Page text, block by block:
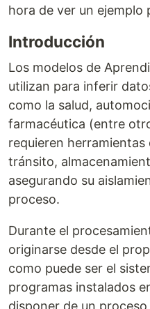
hora de ver un
Introducción
Los modelos de
utilizan para inferir
como la salud,
farmacéutica (entre
requieren
tránsito,
asegurando su
proceso.
Durante el
originarse desde el
como puede ser el
programas instalados
disponer de un